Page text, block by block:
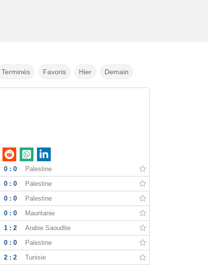
Terminés Favoris Hier Demain
0 : 0 Palestine
0 : 0 Palestine
0 : 0 Palestine
0 : 0 Mauritanie
1 : 2 Arabie Saoudite
0 : 0 Palestine
2 : 2 Tunisie